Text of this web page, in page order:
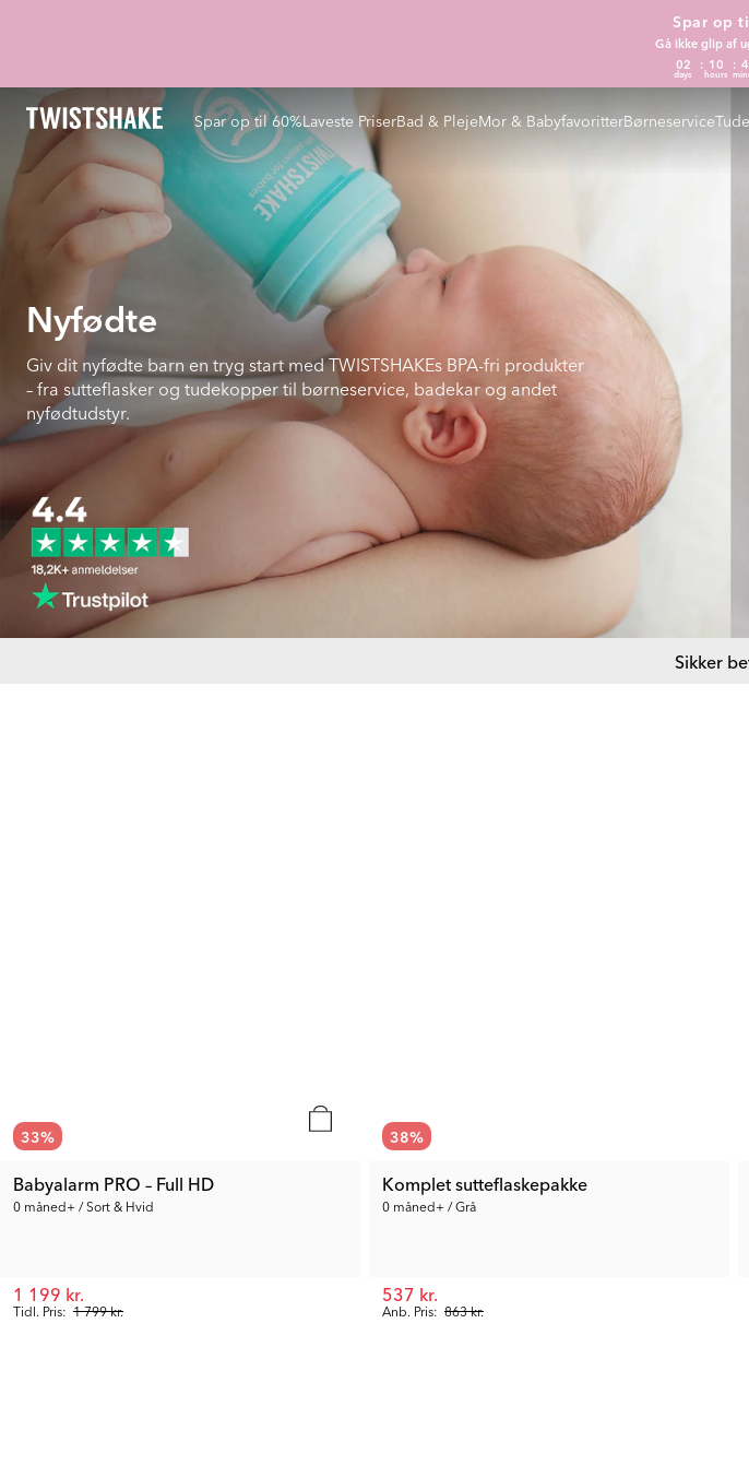
Spar op
Gå ikke glip af
02
days
10
hours
Spar op til 60%Laveste PriserBad & PlejeMor & BabyfavoritterBørneservice
Nyfødte
Giv dit nyfødte barn en tryg start med TWISTSHAKEs BPA-fri produkter
– fra sutteflasker og tudekopper til børneservice, badekar og andet
nyfødtudstyr.
Sikker
33%
Babyalarm PRO – Full HD
0 måned+ / Sort & Hvid
Tidl. Pris: 1 799 kr.
1 199 kr.
38%
Komplet sutteflaskepakke
0 måned+ / Grå
Anb. Pris: 863 kr.
537 kr.